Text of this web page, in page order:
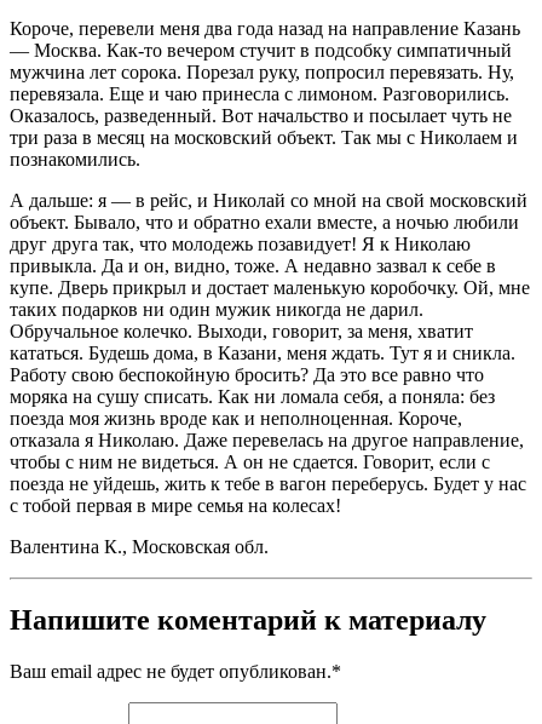
Короче, перевели меня два года назад на направление Казань
— Москва. Как-то вечером стучит в подсобку симпатичный
мужчина лет сорока. Порезал руку, попросил перевязать. Ну,
перевязала. Еще и чаю принесла с лимоном. Разговорились.
Оказалось, разведенный. Вот начальство и посылает чуть не
три раза в месяц на московский объект. Так мы с Николаем и
познакомились.
А дальше: я — в рейс, и Николай со мной на свой московский
объект. Бывало, что и обратно ехали вместе, а ночью любили
друг друга так, что молодежь позавидует! Я к Николаю
привыкла. Да и он, видно, тоже. А недавно зазвал к себе в
купе. Дверь прикрыл и достает маленькую коробочку. Ой, мне
таких подарков ни один мужик никогда не дарил.
Обручальное колечко. Выходи, говорит, за меня, хватит
кататься. Будешь дома, в Казани, меня ждать. Тут я и сникла.
Работу свою беспокойную бросить? Да это все равно что
моряка на сушу списать. Как ни ломала себя, а поняла: без
поезда моя жизнь вроде как и неполноценная. Короче,
отказала я Николаю. Даже перевелась на другое направление,
чтобы с ним не видеться. А он не сдается. Говорит, если с
поезда не уйдешь, жить к тебе в вагон переберусь. Будет у нас
с тобой первая в мире семья на колесах!
Валентина К., Московская обл.
Напишите коментарий к материалу
Ваш email адрес не будет опубликован.*